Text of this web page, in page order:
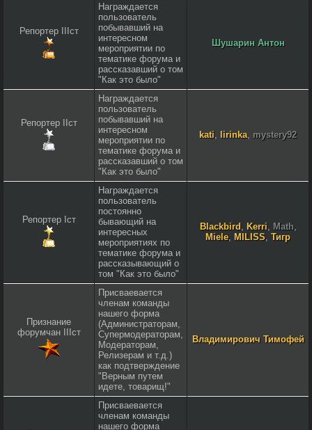
Репортер IIIст
Награждается
пользователь
побывавший на
интересном
мероприятии по
тематике форума и
рассказавший о том
"Как это было"
Шушарин Антон
Репортер IIст
Награждается
пользователь
побывавший на
интересном
мероприятии по
тематике форума и
рассказавший о том
"Как это было"
kati lirinka, mystery92
Репортер Iст
Награждается
пользователь
постоянно
бывающий на
интересных
мероприятиях по
тематике форума и
рассказывающий о
том "Как это было"
Blackbird, Kerri, Math,
Miele, MILISS Тигр
Признание
форумчан IIIст
Присваевается
членам команды
нашего форма
(Администраторам,
Супермодераторам,
Модераторам,
Релизерам и т.д.)
как подтверждение
"Верным путем
идете, товарищ!"
Владимирович Тимофей
Присваевается
членам команды
нашего форма